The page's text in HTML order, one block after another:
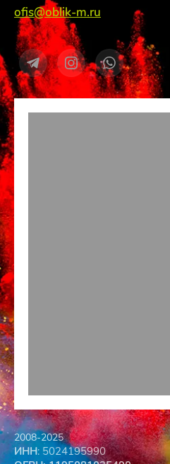
ofis@oblik-m.ru
2008-2025
ИНН: 5024195990